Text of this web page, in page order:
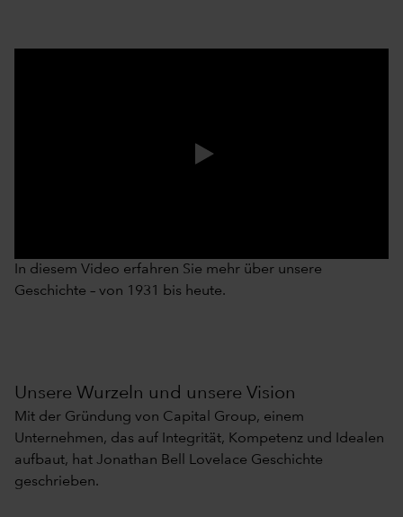
In diesem Video erfahren Sie mehr über unsere
Geschichte – von 1931 bis heute.
Unsere Wurzeln und unsere Vision
Mit der Gründung von Capital Group, einem
Unternehmen, das auf Integrität, Kompetenz und Idealen
aufbaut, hat Jonathan Bell Lovelace Geschichte
geschrieben.